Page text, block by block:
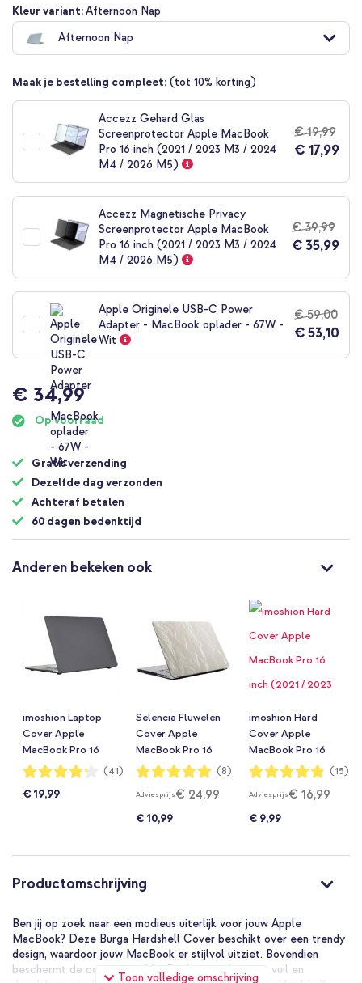
Ga
naar
het
begin
de
afbeeldingen-
Kleur variant:Afternoon Nap
Afternoon Nap
Maak je bestelling compleet: (tot 10% korting)
Accezz Gehard Glas
Screenprotector Apple MacBook
Pro 16 inch (2021 / 2023 M3 / 2024
M4 / 2026 M5)
€ 19,99
€ 17,99
Accezz Magnetische Privacy
Screenprotector Apple MacBook
Pro 16 inch (2021 / 2023 M3 / 2024
M4 / 2026 M5)
€ 39,99
€ 35,99
Apple Originele USB-C Power
Adapter - MacBook oplader - 67W -
Wit
€ 59,00
€ 53,10
€ 34,99
Op voorraad
Gratis verzending
Dezelfde dag verzonden
Achteraf betalen
60 dagen bedenktijd
Anderen bekeken ook
imoshion Laptop
Cover Apple
MacBook Pro 16
inch (2021 / 2023
2026 M5) - Zwart
Waardering:
84%
(41)
€ 19,99
Selencia Fluwelen
Cover Apple
MacBook Pro 16
inch (2021 / 2023
2026 M5) - Beige
Waardering:
100%
(8)
Adviesprijs€ 24,99
€ 10,99
imoshion Hard
Cover Apple
MacBook Pro 16
inch (2021 / 2023
2026 M5) -
Lavender Lilac
Waardering:
97%
(15)
Adviesprijs€ 16,99
€ 9,99
Productomschrijving
Toon volledige omschrijving
Ben jij op zoek naar een modieus uiterlijk voor jouw Apple
MacBook? Deze Burga Hardshell Cover beschikt over een trendy
design, waardoor jouw MacBook er stijlvol uitziet. Bovendien
beschermt de cover jouw MacBook tegen krassen, vuil en